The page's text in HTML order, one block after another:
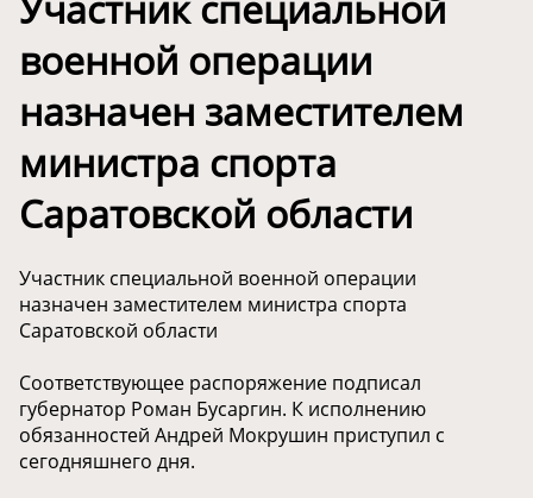
военной операции
назначен заместителем
министра спорта
Саратовской области
Участник специальной военной операции
назначен заместителем министра спорта
Саратовской области
Соответствующее распоряжение подписал
губернатор Роман Бусаргин. К исполнению
обязанностей Андрей Мокрушин приступил с
сегодняшнего дня.